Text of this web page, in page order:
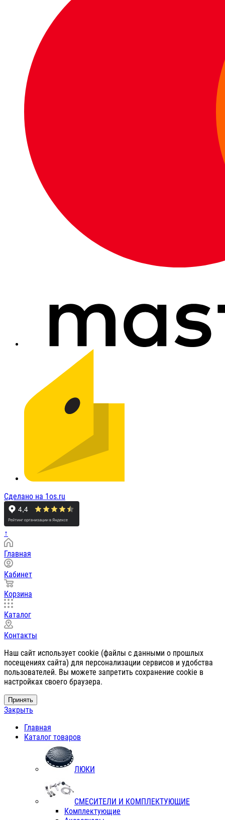
Сделано на 1os.ru
↑
Главная
Кабинет
Корзина
Каталог
Контакты
Наш сайт использует cookie (файлы с данными о прошлых
посещениях сайта) для персонализации сервисов и удобства
пользователей. Вы можете запретить сохранение cookie в
настройках своего браузера.
Принять
Закрыть
Главная
Каталог товаров
ЛЮКИ
СМЕСИТЕЛИ И КОМПЛЕКТУЮЩИЕ
Комплектующие